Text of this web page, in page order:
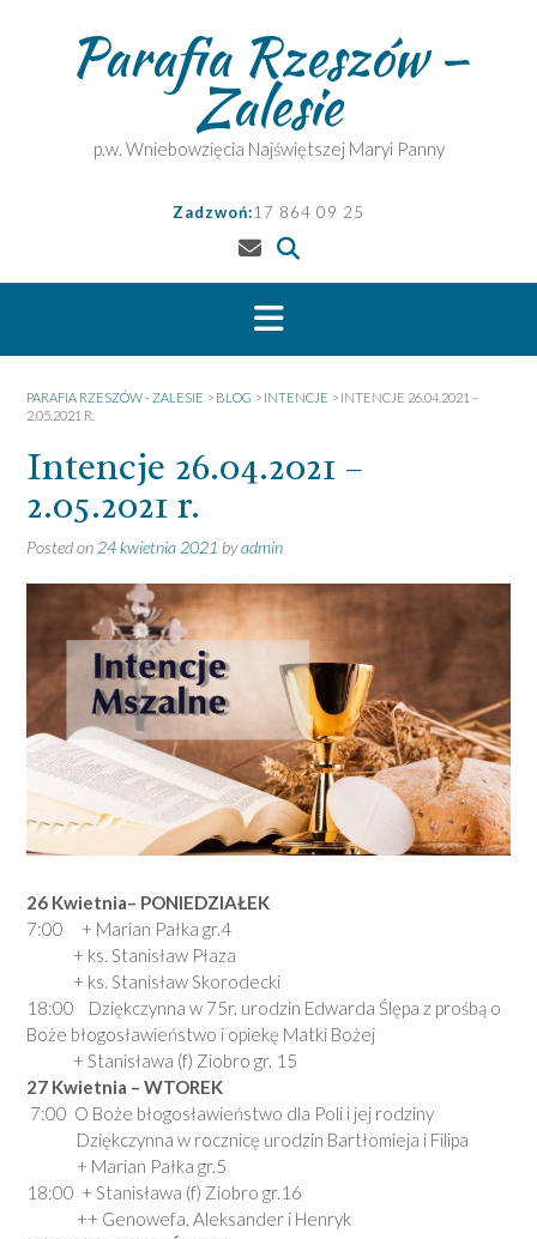
Parafia Rzeszów –
Zalesie
p.w. Wniebowzięcia Najświętszej Maryi Panny
Zadzwoń:17 864 09 25
PARAFIA RZESZÓW - ZALESIE > BLOG > INTENCJE > INTENCJE 26.04.2021 –
2.05.2021 R.
Intencje 26.04.2021 –
2.05.2021 r.
Posted on 24 kwietnia 2021 byadmin
26 Kwietnia– PONIEDZIAŁEK
7:00 + Marian Pałka gr.4
+ ks. Stanisław Płaza
+ ks. Stanisław Skorodecki
18:00 Dziękczynna w 75r. urodzin Edwarda Ślępa z prośbą o
Boże błogosławieństwo i opiekę Matki Bożej
+ Stanisława (f) Ziobro gr. 15
27 Kwietnia – WTOREK
7:00 O Boże błogosławieństwo dla Poli i jej rodziny
Dziękczynna w rocznicę urodzin Bartłomieja i Filipa
+ Marian Pałka gr.5
18:00 + Stanisława (f) Ziobro gr.16
++ Genowefa, Aleksander i Henryk